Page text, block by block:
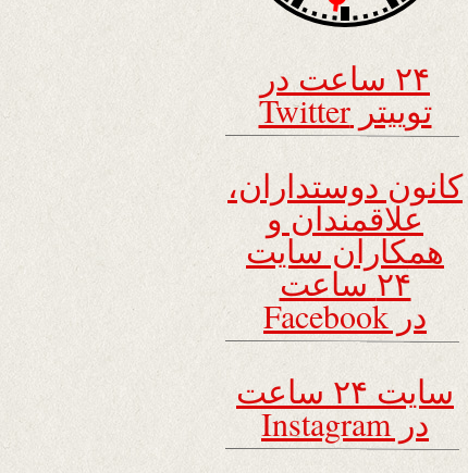
۲۴ ساعت در
توییتر Twitter
کانون دوستداران،
علاقمندان و
همکاران سایت
۲۴ ساعت
در Facebook
سایت ۲۴ ساعت
در Instagram